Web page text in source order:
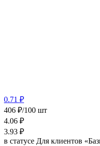
0.71 ₽
406 ₽/100 шт
4.06 ₽
3.93 ₽
в статусе Для клиентов